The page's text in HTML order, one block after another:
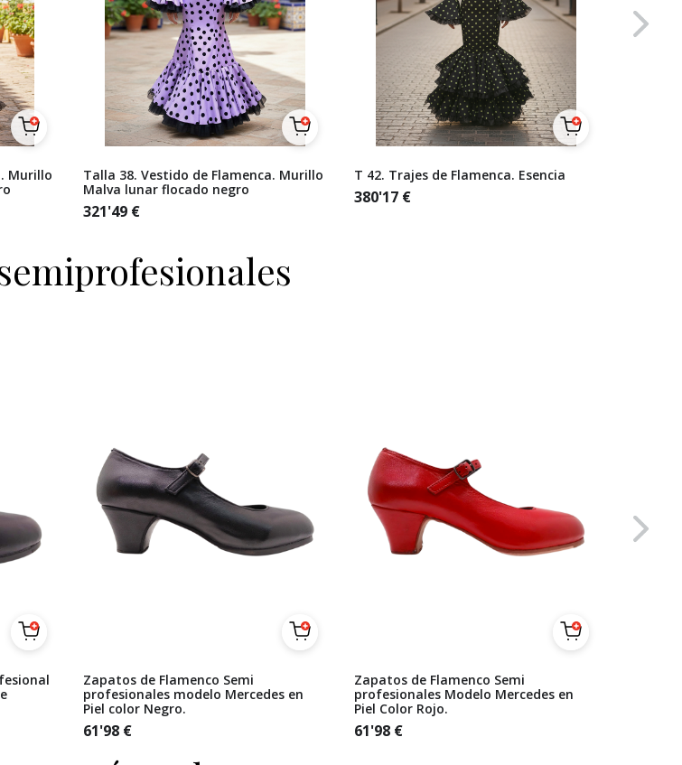
Murillo
Talla 38. Vestido de Flamenca. Murillo
Malva lunar flocado negro
321'49 €
T 42. Trajes de Flamenca. Esencia
380'17 €
Zapatos de Flamenco Semi
profesionales modelo Mercedes en
Piel color Negro.
61'98 €
Zapatos de Flamenco Semi
profesionales Modelo Mercedes en
Piel Color Rojo.
61'98 €